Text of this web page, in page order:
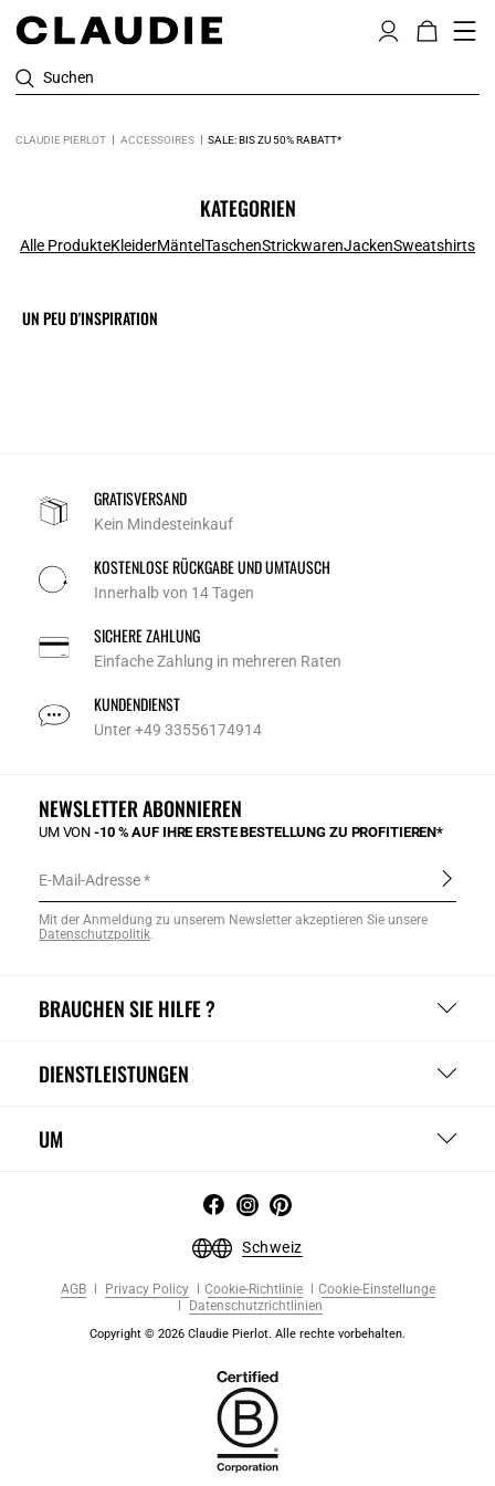
Suchen
CLAUDIE PIERLOT ACCESSOIRES SALE: BIS ZU 50% RABATT*
KATEGORIEN
Alle ProdukteKleiderMäntelTaschenStrickwarenJackenSweatshirts
UN PEU D'INSPIRATION
GRATISVERSAND
Kein Mindesteinkauf
KOSTENLOSE RÜCKGABE UND UMTAUSCH
Innerhalb von 14 Tagen
SICHERE ZAHLUNG
Einfache Zahlung in mehreren Raten
KUNDENDIENST
Unter +49 33556174914
BRAUCHEN SIE HILFE ?
DIENSTLEISTUNGEN
UM
NEWSLETTER ABONNIEREN
UM VON-10 % AUF IHRE ERSTE BESTELLUNG ZU PROFITIEREN*
E-Mail-Adresse
Mit der Anmeldung zu unserem Newsletter akzeptieren Sie unsere
Datenschutzpolitik.
Schweiz
AGB Privacy Policy Cookie-Richtlinie
Cookie-Einstellunge
Datenschutzrichtlinien
Copyright © 2026 Claudie Pierlot. Alle rechte vorbehalten.